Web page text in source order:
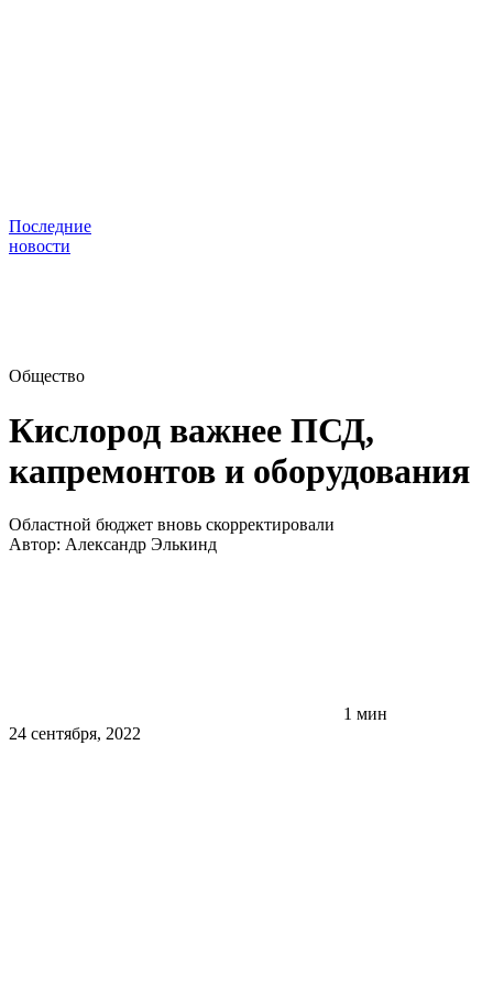
Последние
новости
Общество
Кислород важнее ПСД,
капремонтов и оборудования
Областной бюджет вновь скорректировали
Автор: Александр Элькинд
1 мин
24 сентября, 2022